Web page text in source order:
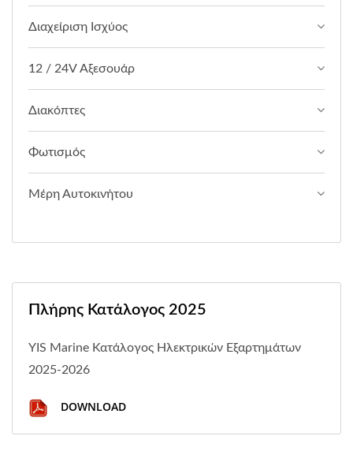
Διαχείριση Ισχύος
12 / 24V Αξεσουάρ
Διακόπτες
Φωτισμός
Μέρη Αυτοκινήτου
Πλήρης Κατάλογος 2025
YIS Marine Κατάλογος Ηλεκτρικών Εξαρτημάτων
2025-2026
DOWNLOAD